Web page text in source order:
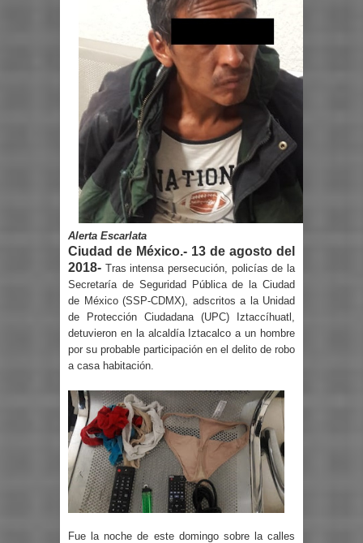
Alerta Escarlata
Ciudad de México.- 13 de agosto del
2018- Tras intensa persecución, policías de la
Secretaría de Seguridad Pública de la Ciudad
de México (SSP-CDMX), adscritos a la Unidad
de Protección Ciudadana (UPC) Iztaccíhuatl,
detuvieron en la alcaldía Iztacalco a un hombre
por su probable participación en el delito de robo
a casa habitación.
Fue la noche de este domingo sobre la calles